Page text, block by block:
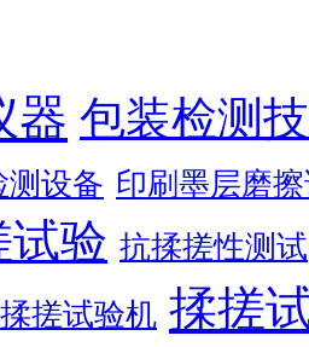
器 包装检测
测设备 印刷墨层磨
试验 抗揉搓性测试
搓试验机 揉搓